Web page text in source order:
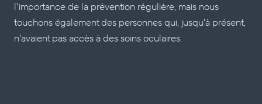
l'importance de la prévention régulière, mais nous
touchons également des personnes qui, jusqu'à présent,
n'avaient pas accès à des soins oculaires.